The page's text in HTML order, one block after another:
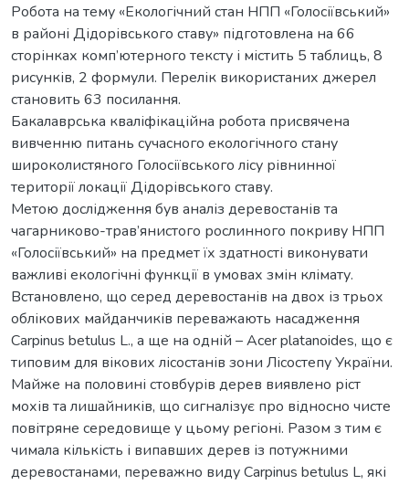
Робота на тему «Екологічний стан НПП «Голосіївський»
в районі Дідорівського ставу» підготовлена на 66
сторінках комп’ютерного тексту і містить 5 таблиць, 8
рисунків, 2 формули. Перелік використаних джерел
становить 63 посилання.
Бакалаврська кваліфікаційна робота присвячена
вивченню питань сучасного екологічного стану
широколистяного Голосіївського лісу рівнинної
території локації Дідорівського ставу.
Метою дослідження був аналіз деревостанів та
чагарниково-трав’янистого рослинного покриву НПП
«Голосіївський» на предмет їх здатності виконувати
важливі екологічні функції в умовах змін клімату.
Встановлено, що серед деревостанів на двох із трьох
облікових майданчиків переважають насадження
Carpinus betulus L., а ще на одній – Acer platanoides, що є
типовим для вікових лісостанів зони Лісостепу України.
Майже на половині стовбурів дерев виявлено ріст
мохів та лишайників, що сигналізує про відносно чисте
повітряне середовище у цьому регіоні. Разом з тим є
чимала кількість і випавших дерев із потужними
деревостанами, переважно виду Carpinus betulus L, які